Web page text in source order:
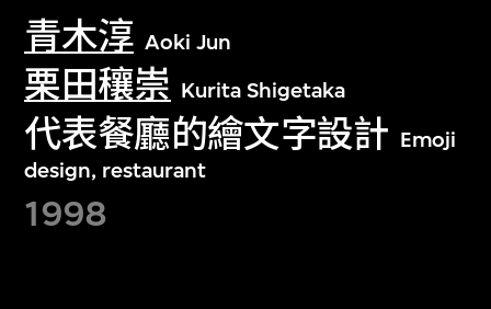
青木淳 Aoki Jun
栗田穰崇 Kurita Shigetaka
代表餐廳的繪文字設計 Emoji
design, restaurant
1998
文化藏品。